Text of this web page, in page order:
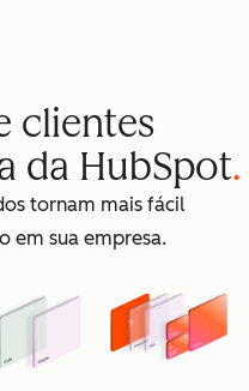
clientes
da HubSpot
tornam mais fácil
em sua empresa.